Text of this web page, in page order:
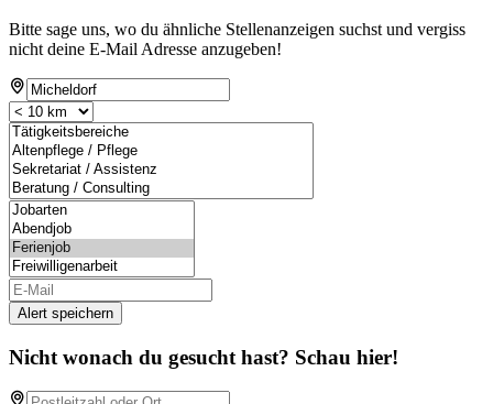
Bitte sage uns, wo du ähnliche Stellenanzeigen suchst und vergiss
nicht deine E-Mail Adresse anzugeben!
Alert speichern
Nicht wonach du gesucht hast? Schau hier!